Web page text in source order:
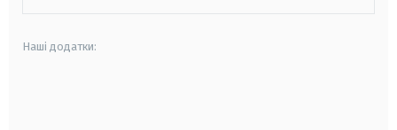
Наші додатки: